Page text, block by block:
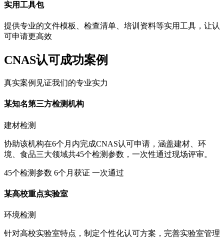
实用工具包
提供专业的文件模板、检查清单、培训资料等实用工具，让认
可申请更高效
CNAS认可成功案例
真实案例见证我们的专业实力
某知名第三方检测机构
建材检测
协助该机构在6个月内完成CNAS认可申请，涵盖建材、环
境、食品三大领域共45个检测参数，一次性通过现场评审。
45个检测参数 6个月获证 一次通过
某高校重点实验室
环境检测
针对高校实验室特点，制定个性化认可方案，完善实验室管理